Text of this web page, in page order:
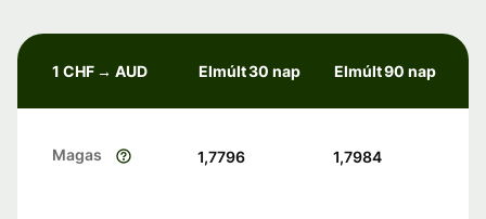
1 CHF → AUD Elmúlt 30 nap Elmúlt 90 nap
Magas 1,7796 1,7984